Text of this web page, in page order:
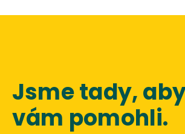
Jsme tady,
vám pomohli.